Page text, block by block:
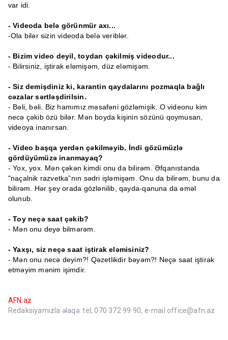
var idi.
- Videoda belə görünmür axı...
-Ola bilər sizin videoda belə veriblər.
- Bizim video deyil, toydan çəkilmiş videodur...
- Bilirsiniz, iştirak eləmişəm, düz eləmişəm.
- Siz demişdiniz ki, karantin qaydalarını pozmaqla bağlı
cəzalar sərtləşdirilsin.
- Bəli, bəli. Biz hamımız məsafəni gözləmişik. O videonu kim
necə çəkib özü bilər. Mən boyda kişinin sözünü qoymusan,
videoya inanırsan.
- Video başqa yerdən çəkilməyib. İndi gözümüzlə
gördüyümüzə inanmayaq?
- Yox, yox. Mən çəkən kimdi onu da bilirəm. Əfqanıstanda
"naçalnik razvetka”nın sədri işləmişəm. Onu da bilirəm, bunu da
bilirəm. Hər şey orada gözlənilib, qayda-qanuna da əməl
olunub.
- Toy neçə saat çəkib?
- Mən onu deyə bilmərəm.
- Yaxşı, siz neçə saat iştirak eləmisiniz?
- Mən onu necə deyim?! Qəzetlikdir bəyəm?! Neçə saat iştirak
etməyim mənim işimdir.
AFN.az
Redaksiyamızla əlaqə: tel; 070 372 99 90, e-mail office@afn.az